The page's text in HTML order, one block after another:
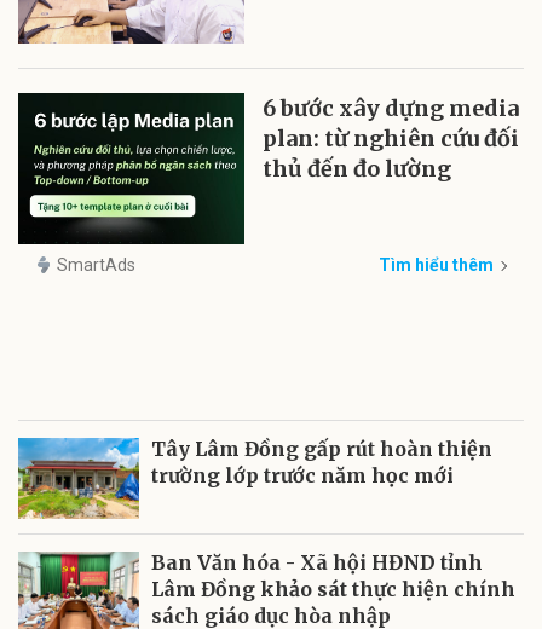
6 bước xây dựng media
plan: từ nghiên cứu đối
thủ đến đo lường
SmartAds Tìm hiểu thêm
Tây Lâm Đồng gấp rút hoàn thiện
trường lớp trước năm học mới
Ban Văn hóa - Xã hội HĐND tỉnh
Lâm Đồng khảo sát thực hiện chính
sách giáo dục hòa nhập